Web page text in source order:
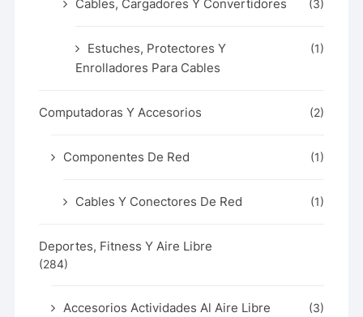
Cables, Cargadores Y Convertidores (3)
Estuches, Protectores Y
Enrolladores Para Cables
(1)
Computadoras Y Accesorios (2)
Componentes De Red (1)
Cables Y Conectores De Red (1)
Deportes, Fitness Y Aire Libre
(284)
Accesorios Actividades Al Aire Libre (3)